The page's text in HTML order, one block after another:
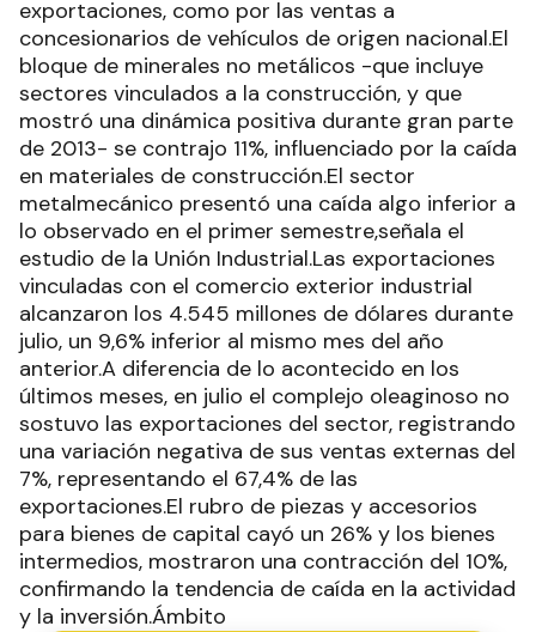
exportaciones, como por las ventas a
concesionarios de vehículos de origen nacional.El
bloque de minerales no metálicos -que incluye
sectores vinculados a la construcción, y que
mostró una dinámica positiva durante gran parte
de 2013- se contrajo 11%, influenciado por la caída
en materiales de construcción.El sector
metalmecánico presentó una caída algo inferior a
lo observado en el primer semestre,señala el
estudio de la Unión Industrial.Las exportaciones
vinculadas con el comercio exterior industrial
alcanzaron los 4.545 millones de dólares durante
julio, un 9,6% inferior al mismo mes del año
anterior.A diferencia de lo acontecido en los
últimos meses, en julio el complejo oleaginoso no
sostuvo las exportaciones del sector, registrando
una variación negativa de sus ventas externas del
7%, representando el 67,4% de las
exportaciones.El rubro de piezas y accesorios
para bienes de capital cayó un 26% y los bienes
intermedios, mostraron una contracción del 10%,
confirmando la tendencia de caída en la actividad
y la inversión.Ámbito